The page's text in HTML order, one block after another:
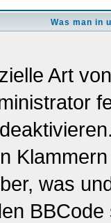
Was man in
Art
was